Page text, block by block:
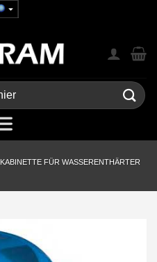
KABINETTE FÜR WASSERENTHÄRTER